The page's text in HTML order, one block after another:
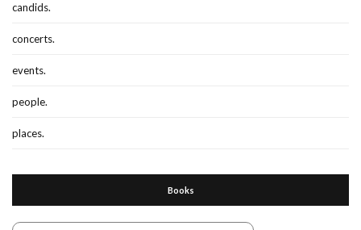
candids.
concerts.
events.
people.
places.
Books